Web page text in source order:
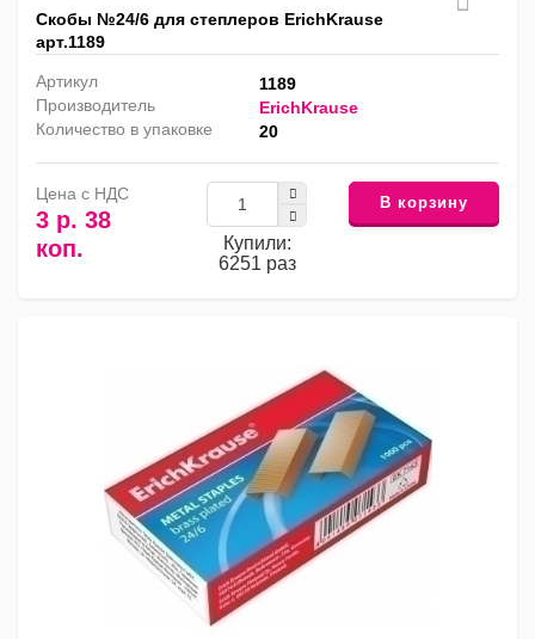
Скобы №24/6 для степлеров ErichKrause
арт.1189
Артикул
1189
Производитель
ErichKrause
Количество в упаковке
20
Цена с НДС
3 р. 38
коп.
Купили:
6251 раз
В корзину